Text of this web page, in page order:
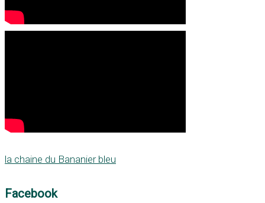
la chaine du Bananier bleu
Facebook